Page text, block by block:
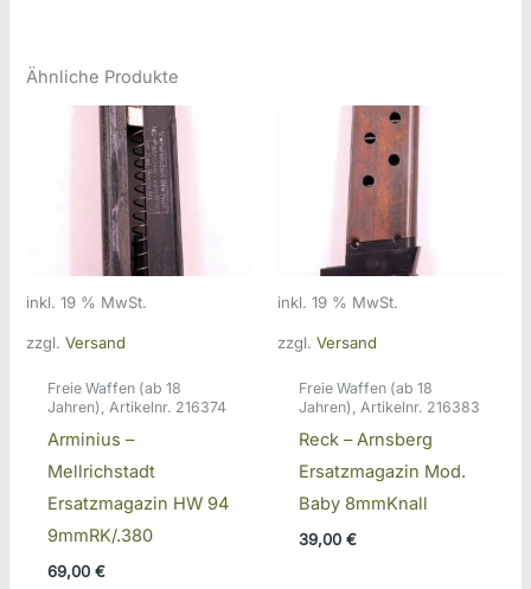
Ähnliche Produkte
inkl. 19 % MwSt.
zzgl.Versand
Freie Waffen (ab 18
Jahren), Artikelnr. 216374
Arminius –
Mellrichstadt
Ersatzmagazin HW 94
9mmRK/.380
69,00 €
inkl. 19 % MwSt.
zzgl. Versand
Freie Waffen (ab 18
Jahren), Artikelnr. 216383
Reck – Arnsberg
Ersatzmagazin Mod.
Baby 8mmKnall
39,00 €